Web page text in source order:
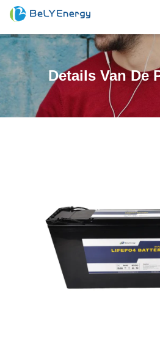
Details Van De